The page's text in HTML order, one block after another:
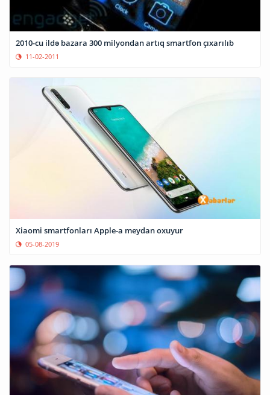
2010-cu ildə bazara 300 milyondan artıq smartfon çıxarılıb
11-02-2011
Xiaomi smartfonları Apple-a meydan oxuyur
05-08-2019